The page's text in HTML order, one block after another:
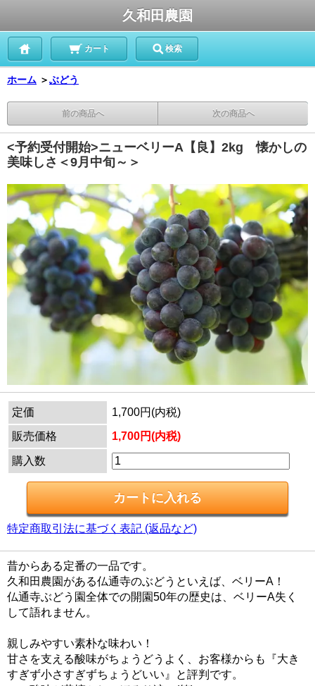
久和田農園
カート 検索
ホーム ＞ぶどう
前の商品へ 次の商品へ
<予約受付開始>ニューベリーA【良】2kg 懐かしの
美味しさ＜9月中旬～＞
定価
1,700円(内税)
販売価格
1,700円(内税)
購入数
特定商取引法に基づく表記 (返品など)
昔からある定番の一品です。
久和田農園がある仏通寺のぶどうといえば、ベリーA！
仏通寺ぶどう園全体での開園50年の歴史は、ベリーA失く
して語れません。
親しみやすい素朴な味わい！
甘さを支える酸味がちょうどうよく、お客様からも『大き
すぎず小さすぎずちょうどいい』と評判です。